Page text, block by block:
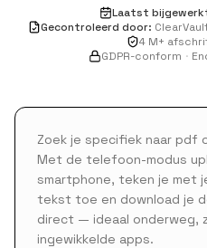
Laatst
Gecontroleerd door:
4 M+
GDPR-conform ·
Zoek je specifiek naar
Met de telefoon-modus
smartphone, teken je met
tekst toe en download je
direct — ideaal onderweg,
ingewikkelde apps.